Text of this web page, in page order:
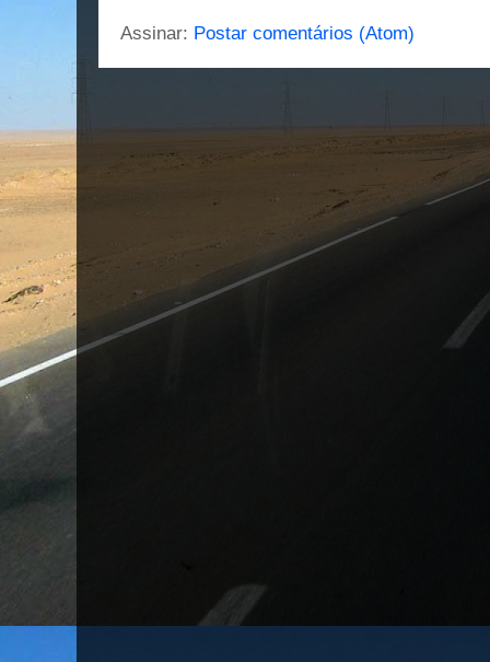
Assinar: Postar comentários (Atom)